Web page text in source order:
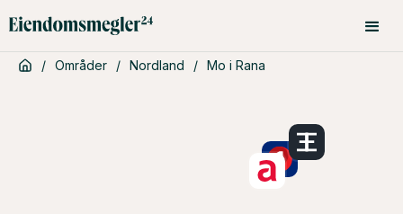
/ Områder / Nordland / Mo i Rana